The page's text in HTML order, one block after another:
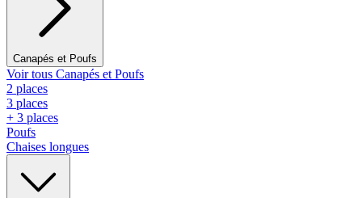
Canapés et Poufs
Voir tous Canapés et Poufs
2 places
3 places
+ 3 places
Poufs
Chaises longues